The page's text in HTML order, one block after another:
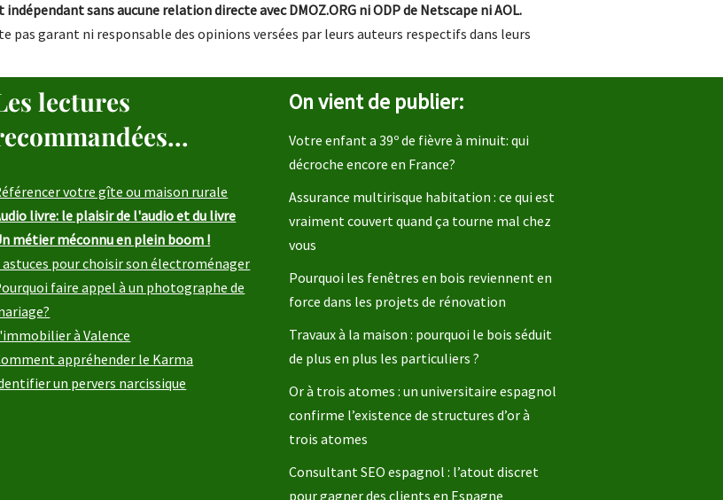
sans aucune relation directe avec DMOZ.ORG ni ODP de Netscape ni AOL.
pas garant ni responsable des opinions versées par leurs auteurs respectifs dans leurs
lectures
votre gîte ou maison rurale
livre: le plaisir de l'audio et du livre
métier méconnu en plein boom !
astuces pour choisir son électroménager
faire appel à un photographe de
à Valence
appréhender le Karma
un pervers narcissique
On vient de publier:
Votre enfant a 39º de fièvre à minuit: qui
décroche encore en France?
Assurance multirisque habitation : ce qui est
vraiment couvert quand ça tourne mal chez
vous
Pourquoi les fenêtres en bois reviennent en
force dans les projets de rénovation
Travaux à la maison : pourquoi le bois séduit
de plus en plus les particuliers ?
Or à trois atomes : un universitaire espagnol
confirme l’existence de structures d’or à
trois atomes
Consultant SEO espagnol : l’atout discret
pour gagner des clients en Espagne